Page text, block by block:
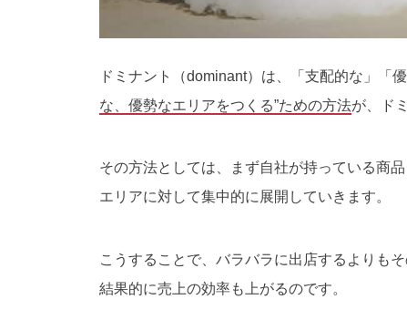
ドミナント（dominant）は、「支配的な」「
な、優勢なエリアをつくる”ための方法が、ド
その方法としては、まず自社が持っている商
エリアに対して集中的に展開していきます。
こうすることで、バラバラに出店するよりも
結果的に売上の効率も上がるのです。